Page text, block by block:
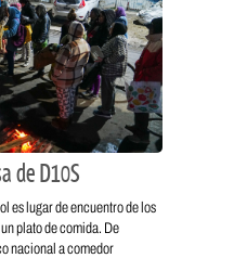
de D10S
es lugar de encuentro de los
plato de comida. De
nacional a comedor